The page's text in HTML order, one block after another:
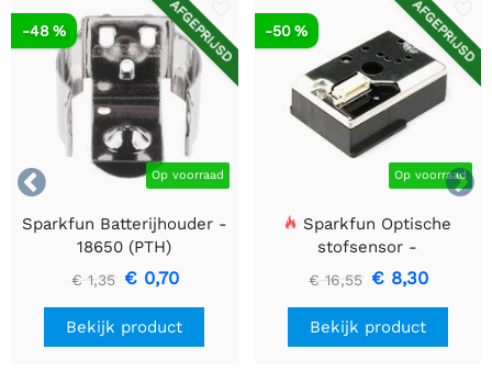


AFGEPRIJSD
Op voorraad
-48 %
Sparkfun Batterijhouder -
18650 (PTH)
€ 1,35 € 0,70
Bekijk product
AFGEPRIJSD
Op voorraad
-50 %
Sparkfun Optische
stofsensor -
GP2Y1010AU0F
€ 16,55 € 8,30
Bekijk product